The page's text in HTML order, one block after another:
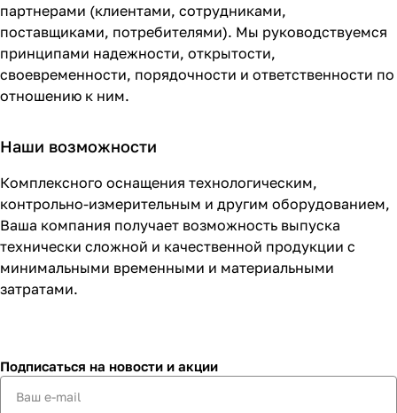
партнерами (клиентами, сотрудниками,
поставщиками, потребителями). Мы руководствуемся
принципами надежности, открытости,
своевременности, порядочности и ответственности по
отношению к ним.
Наши возможности
Комплексного оснащения технологическим,
контрольно-измерительным и другим оборудованием,
Ваша компания получает возможность выпуска
технически сложной и качественной продукции с
минимальными временными и материальными
затратами.
Подписаться на новости и акции